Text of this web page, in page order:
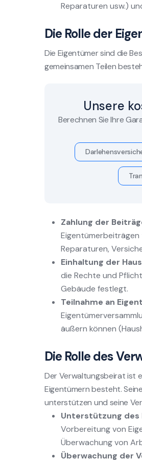
Reparaturen usw.)
Die Rolle der
Die Eigentümer sind die
gemeinsamen Teilen
Unsere
Berechnen Sie Ihre
Zahlung der
Eigentümerbeiträgen
Reparaturen,
Einhaltung der
die Rechte und
Gebäude festlegt.
Teilnahme an
äußern können
Die Rolle des
Der Verwaltungsbeirat ist
Eigentümern besteht.
unterstützen und seine
Unterstützung des
Vorbereitung von
Überwachung von
Überwachung der